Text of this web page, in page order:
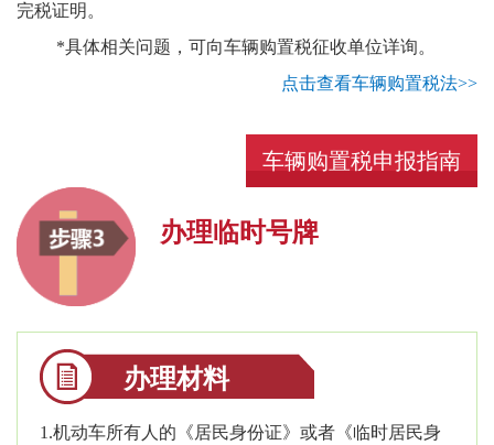
完税证明。
*具体相关问题，可向车辆购置税征收单位详询。
点击查看车辆购置税法>>
车辆购置税申报指南
办理临时号牌
办理材料
1.机动车所有人的《居民身份证》或者《临时居民身